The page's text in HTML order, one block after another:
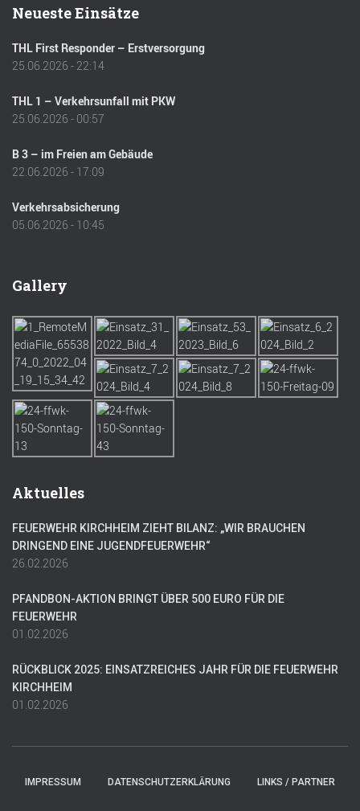
Neueste Einsätze
THL First Responder – Erstversorgung
25.06.2026 - 22:14
THL 1 – Verkehrsunfall mit PKW
25.06.2026 - 00:57
B 3 – im Freien am Gebäude
22.06.2026 - 17:09
Verkehrsabsicherung
05.06.2026 - 10:45
Gallery
Aktuelles
FEUERWEHR KIRCHHEIM ZIEHT BILANZ: „WIR BRAUCHEN
DRINGEND EINE JUGENDFEUERWEHR“
26.02.2026
PFANDBON-AKTION BRINGT ÜBER 500 EURO FÜR DIE
FEUERWEHR
01.02.2026
RÜCKBLICK 2025: EINSATZREICHES JAHR FÜR DIE FEUERWEHR
KIRCHHEIM
01.02.2026
IMPRESSUM DATENSCHUTZERKLÄRUNG LINKS / PARTNER